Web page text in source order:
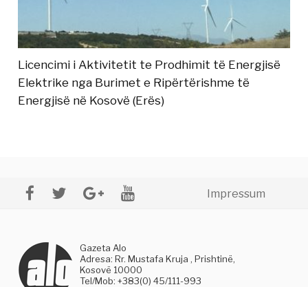
Licencimi i Aktivitetit te Prodhimit të Energjisë
Elektrike nga Burimet e Ripërtërishme të
Energjisë në Kosovë (Erës)
Impressum
Gazeta Alo
Adresa: Rr. Mustafa Kruja , Prishtinë,
Kosovë 10000
Tel/Mob: +383(0) 45/111-993